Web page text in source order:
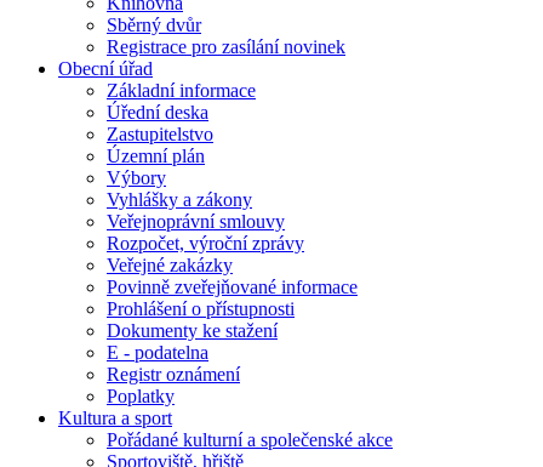
Sběrný dvůr
Registrace pro zasílání novinek
Obecní úřad
Základní informace
Úřední deska
Zastupitelstvo
Územní plán
Výbory
Vyhlášky a zákony
Veřejnoprávní smlouvy
Rozpočet, výroční zprávy
Veřejné zakázky
Povinně zveřejňované informace
Prohlášení o přístupnosti
Dokumenty ke stažení
E - podatelna
Registr oznámení
Poplatky
Kultura a sport
Pořádané kulturní a společenské akce
Sportoviště, hřiště